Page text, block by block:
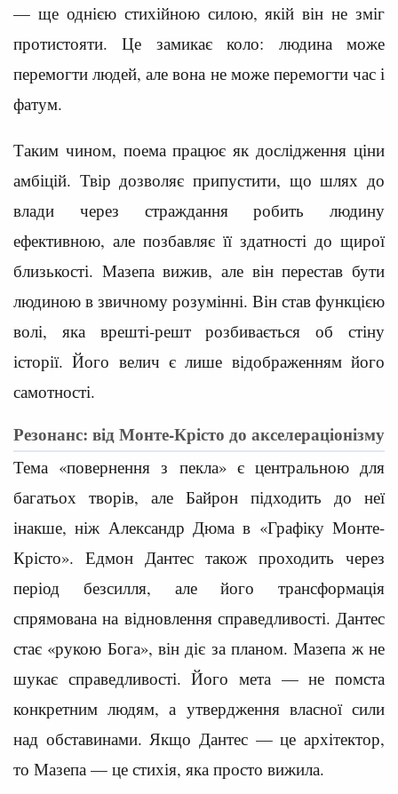
— ще однією стихійною силою, якій він не зміг
протистояти. Це замикає коло: людина може
перемогти людей, але вона не може перемогти час і
фатум.
Таким чином, поема працює як дослідження ціни
амбіцій. Твір дозволяє припустити, що шлях до
влади через страждання робить людину
ефективною, але позбавляє її здатності до щирої
близькості. Мазепа вижив, але він перестав бути
людиною в звичному розумінні. Він став функцією
волі, яка врешті-решт розбивається об стіну
історії. Його велич є лише відображенням його
самотності.
Резонанс: від Монте-Крісто до акселераціонізму
Тема «повернення з пекла» є центральною для
багатьох творів, але Байрон підходить до неї
інакше, ніж Александр Дюма в «Графіку Монте-
Крісто». Едмон Дантес також проходить через
період безсилля, але його трансформація
спрямована на відновлення справедливості. Дантес
стає «рукою Бога», він діє за планом. Мазепа ж не
шукає справедливості. Його мета — не помста
конкретним людям, а утвердження власної сили
над обставинами. Якщо Дантес — це архітектор,
то Мазепа — це стихія, яка просто вижила.